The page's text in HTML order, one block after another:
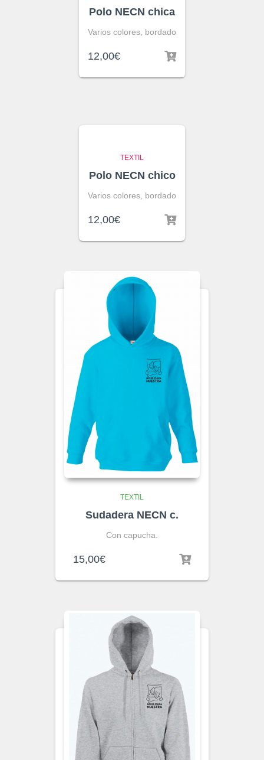
Polo NECN chica
Varios colores, bordado
12,00€
TEXTIL
Polo NECN chico
Varios colores, bordado
12,00€
TEXTIL
Sudadera NECN c.
Con capucha.
15,00€